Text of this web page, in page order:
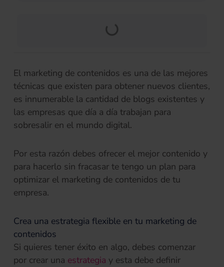
El marketing de contenidos es una de las mejores
técnicas que existen para obtener nuevos clientes,
es innumerable la cantidad de blogs existentes y
las empresas que día a día trabajan para
sobresalir en el mundo digital.
Por esta razón debes ofrecer el mejor contenido y
para hacerlo sin fracasar te tengo un plan para
optimizar el marketing de contenidos de tu
empresa.
Crea una estrategia flexible en tu marketing de
contenidos
Si quieres tener éxito en algo, debes comenzar
por crear una estrategia y esta debe definir